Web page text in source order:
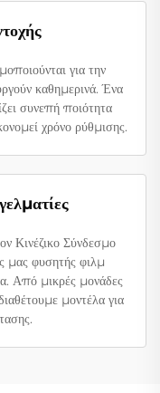
για την
καθημερινά. Ένα
συνεπή ποιότητα
χρόνο ρύθμισης.
Κινέζικο Σύνδεσμο
μας φυσητής φιλμ
Από μικρές μονάδες
μοντέλα για